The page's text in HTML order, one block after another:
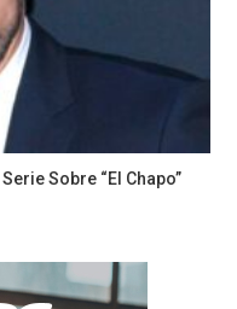
Sobre “El Chapo”